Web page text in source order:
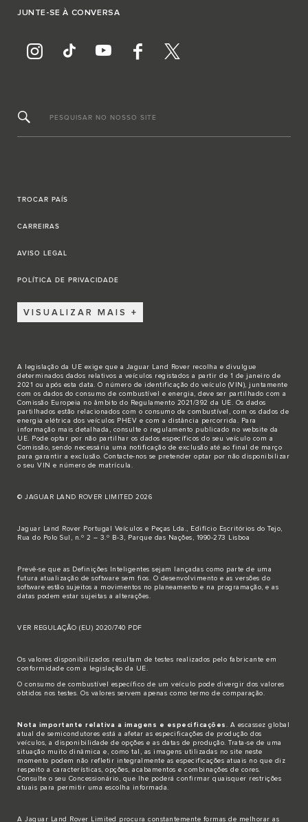
JUNTE-SE À CONVERSA
PESQUISAR NO NOSSO SITE
TROCAR PAÍS
CARREIRAS
AVISO LEGAL
POLÍTICA DE PRIVACIDADE
VISUALIZAR MAIS
A legislação da UE exige que a Jaguar Land Rover recolha e divulgue
determinados dados relativos a veículos registados a partir de 1 de janeiro de
2021 ou após esta data. O número de identificação do veículo (VIN), juntamente
com os dados do consumo de combustível e energia, deve ser partilhado com a
Comissão Europeia no âmbito do Regulamento 2021/392 da UE. Os dados
partilhados estão relacionados com o consumo de combustível, com os dados de
energia elétrica dos veículos PHEV e com a distância percorrida. Para
informação mais detalhada, consulte o regulamento publicado no website da
UE. Pode optar por não partilhar os dados específicos do seu veículo com a
Comissão, sendo necessária uma notificação de exclusão até ao final de março
para garantir a exclusão. Contacte-nos se pretender optar por não disponibilizar
o seu VIN e número de matrícula.
© JAGUAR LAND ROVER LIMITED 2026
Jaguar Land Rover Portugal Veículos e Peças Lda., Edifício Escritórios do Tejo,
Rua do Polo Sul, n.º 2 – 3.º B-3, Parque das Nações, 1990-273 Lisboa
Prevê-se que as Definições Inteligentes sejam lançadas como parte de uma
futura atualização de software sem fios. O desenvolvimento e as versões do
software estão sujeitos a movimentos no planeamento e na programação, e as
datas podem estar sujeitas a alterações.
VER REGULAÇÃO (EU) 2020/740 PDF
Os valores disponibilizados resultam de testes realizados pelo fabricante em
conformidade com a legislação da UE.
O consumo de combustível específico de um veículo pode divergir dos valores
obtidos nos testes. Os valores servem apenas como termo de comparação.
Nota importante relativa a imagens e especificações . A escassez global
atual de semicondutores está a afetar as especificações de produção dos
veículos, a disponibilidade de opções e as datas de produção. Trata-se de uma
situação muito dinâmica e, como tal, as imagens utilizadas no site neste
momento podem não refletir integralmente as especificações atuais no que diz
respeito a características, opções, acabamentos e combinações de cores.
Consulte o seu Concessionário, que lhe poderá confirmar quaisquer restrições
atuais para permitir uma escolha informada.
A Jaguar Land Rover Limited procura constantemente formas de melhorar as